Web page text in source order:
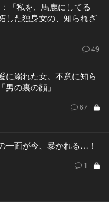
「私を、馬鹿にしてる
した独身女の、知られざ
49
に溺れた女。不意に知ら
男の裏の顔」
67
一面が今、暴かれる…！
1